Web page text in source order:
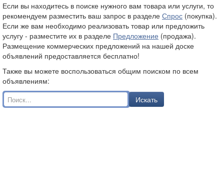
Если вы находитесь в поиске нужного вам товара или услуги, то
рекомендуем разместить ваш запрос в разделе Спрос (покупка).
Если же вам необходимо реализовать товар или предложить
услугу - разместите их в разделе Предложение (продажа).
Размещение коммерческих предложений на нашей доске
объявлений предоставляется бесплатно!
Также вы можете воспользоваться общим поиском по всем
объявлениям:
Искать